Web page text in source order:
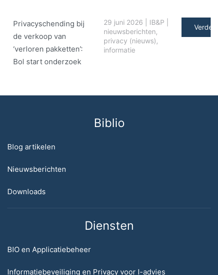
Privacyschending bij
de verkoop van
‘verloren pakketten’:
Bol start onderzoek
29 juni 2026 IB&P
nieuwsberichten,
privacy (nieuws),
informatie
Verder
Biblio
Blog artikelen
Nieuwsberichten
Downloads
Diensten
BIO en Applicatiebeheer
Informatiebeveiliging en Privacy voor I-advies